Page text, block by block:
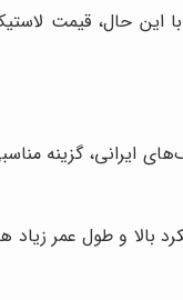
این حال، قیمت
ایرانی، گزینه
بالا و طول عمر